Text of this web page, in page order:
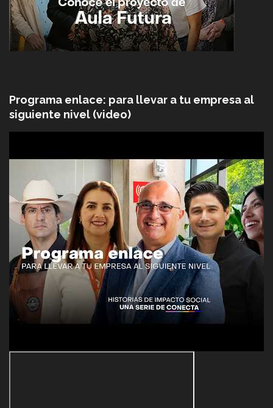
Programa enlace: para llevar a tu empresa al
siguiente nivel (video)